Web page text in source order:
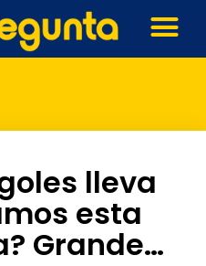
lleva
esta
Grande…